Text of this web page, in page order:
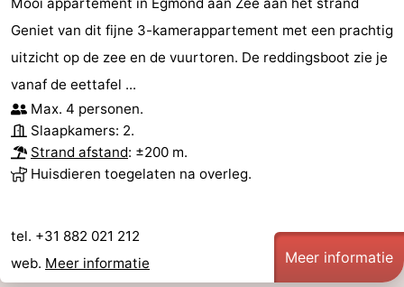
Geniet van dit fijne 3-kamerappartement met een prachtig
uitzicht op de zee en de vuurtoren. De reddingsboot zie je
vanaf de eettafel ...
Max. 4 personen.
Slaapkamers: 2.
Strand afstand: ±200 m.
Huisdieren toegelaten na overleg.
tel. +31 882 021 212
web. Meer informatie Meer informatie